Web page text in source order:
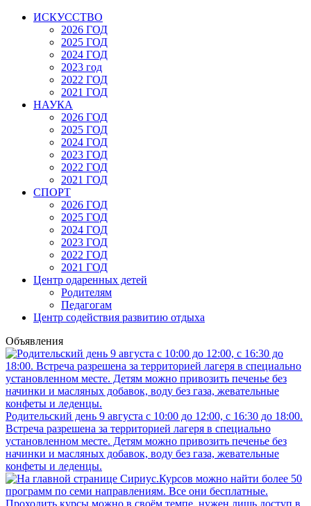
ИСКУССТВО
2026 ГОД
2025 ГОД
2024 ГОД
2023 год
2022 ГОД
2021 ГОД
НАУКА
2026 ГОД
2025 ГОД
2024 ГОД
2023 ГОД
2022 ГОД
2021 ГОД
СПОРТ
2026 ГОД
2025 ГОД
2024 ГОД
2023 ГОД
2022 ГОД
2021 ГОД
Центр одаренных детей
Родителям
Педагогам
Центр содействия развитию отдыха
Объявления
Родительский день 9 августа с 10:00 до 12:00, с 16:30 до 18:00.
Встреча разрешена за территорией лагеря в специально
установленном месте. Детям можно привозить печенье без
начинки и масляных добавок, воду без газа, жевательные
конфеты и леденцы.